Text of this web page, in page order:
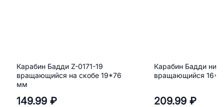
Карабин Бадди Z-0171-19
вращающийся на скобе 19*76
мм
149.99 ₽
Карабин Бадди
вращающийся
209.99 ₽